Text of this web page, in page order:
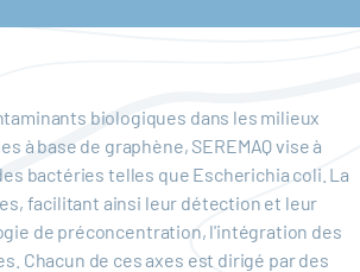
biologiques dans les milieux
base de graphène, SEREMAQ vise à
bactéries telles que Escherichia coli. La
facilitant ainsi leur détection et leur
de préconcentration, l'intégration des
Chacun de ces axes est dirigé par des